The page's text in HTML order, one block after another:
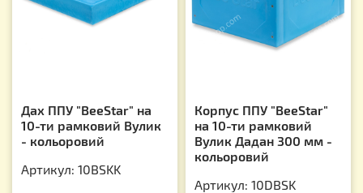
Дах ППУ "BeeStar" на
10-ти рамковий Вулик
- кольоровий
Артикул: 10BSKK
Корпус ППУ "BeeStar"
на 10-ти рамковий
Вулик Дадан 300 мм -
кольоровий
Артикул: 10DBSK